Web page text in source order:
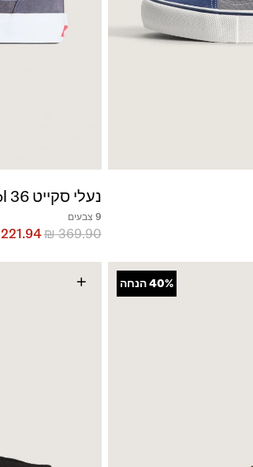
נעלי סקייט Skate Old Skool 36 +
9 צבעים
₪369.90
221.94
40%הנחה +